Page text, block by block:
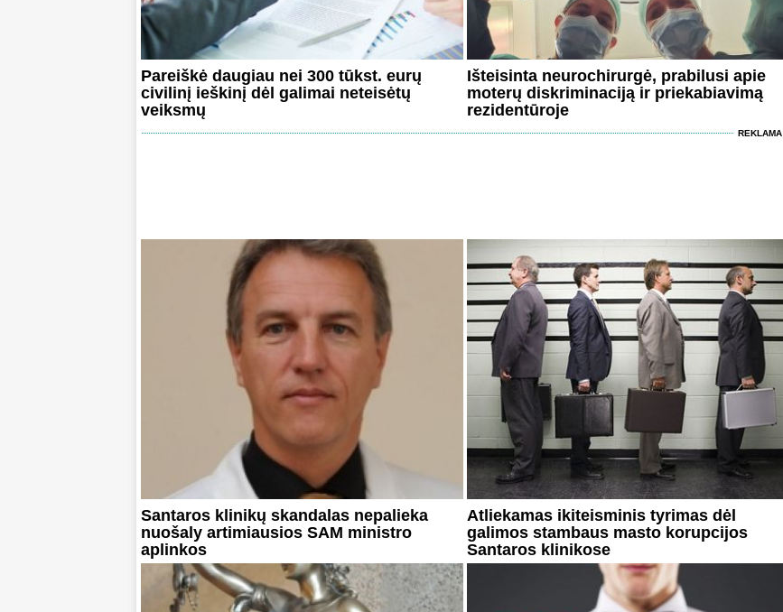
Pareiškė daugiau nei 300 tūkst. eurų
civilinį ieškinį dėl galimai neteisėtų
veiksmų
Išteisinta neurochirurgė, prabilusi apie
moterų diskriminaciją ir priekabiavimą
rezidentūroje
REKLAMA
Santaros klinikų skandalas nepalieka
nuošaly artimiausios SAM ministro
aplinkos
Atliekamas ikiteisminis tyrimas dėl
galimos stambaus masto korupcijos
Santaros klinikose